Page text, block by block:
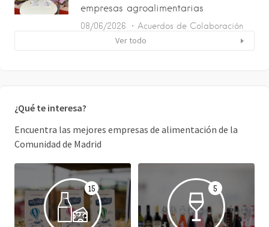
empresas agroalimentarias
08/06/2026 Acuerdos de Colaboración
Ver todo
¿Qué te interesa?
Encuentra las mejores empresas de alimentación de la
Comunidad de Madrid
15 5